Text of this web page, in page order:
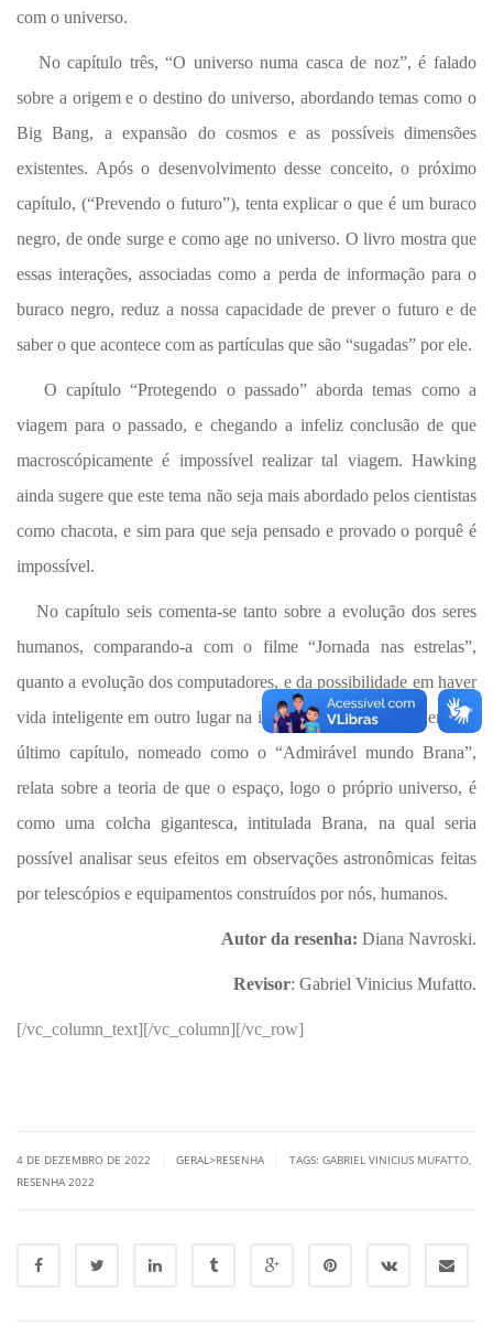
com o universo.
No capítulo três, “O universo numa casca de noz”, é falado
sobre a origem e o destino do universo, abordando temas como o
Big Bang, a expansão do cosmos e as possíveis dimensões
existentes. Após o desenvolvimento desse conceito, o próximo
capítulo, (“Prevendo o futuro”), tenta explicar o que é um buraco
negro, de onde surge e como age no universo. O livro mostra que
essas interações, associadas como a perda de informação para o
buraco negro, reduz a nossa capacidade de prever o futuro e de
saber o que acontece com as partículas que são “sugadas” por ele.
O capítulo “Protegendo o passado” aborda temas como a
viagem para o passado, e chegando a infeliz conclusão de que
macroscópicamente é impossível realizar tal viagem. Hawking
ainda sugere que este tema não seja mais abordado pelos cientistas
como chacota, e sim para que seja pensado e provado o porquê é
impossível.
No capítulo seis comenta-se tanto sobre a evolução dos seres
humanos, comparando-a com o filme “Jornada nas estrelas”,
quanto a evolução dos computadores, e da possibilidade em haver
vida inteligente em outro lugar na imensidão do espaço sideral. O
último capítulo, nomeado como o “Admirável mundo Brana”,
relata sobre a teoria de que o espaço, logo o próprio universo, é
como uma colcha gigantesca, intitulada Brana, na qual seria
possível analisar seus efeitos em observações astronômicas feitas
por telescópios e equipamentos construídos por nós, humanos.
Autor da resenha: Diana Navroski.
Revisor: Gabriel Vinicius Mufatto.
[/vc_column_text][/vc_column][/vc_row]
4 DE DEZEMBRO DE 2022 GERAL>RESENHA TAGS: GABRIEL VINICIUS MUFATTO
RESENHA 2022